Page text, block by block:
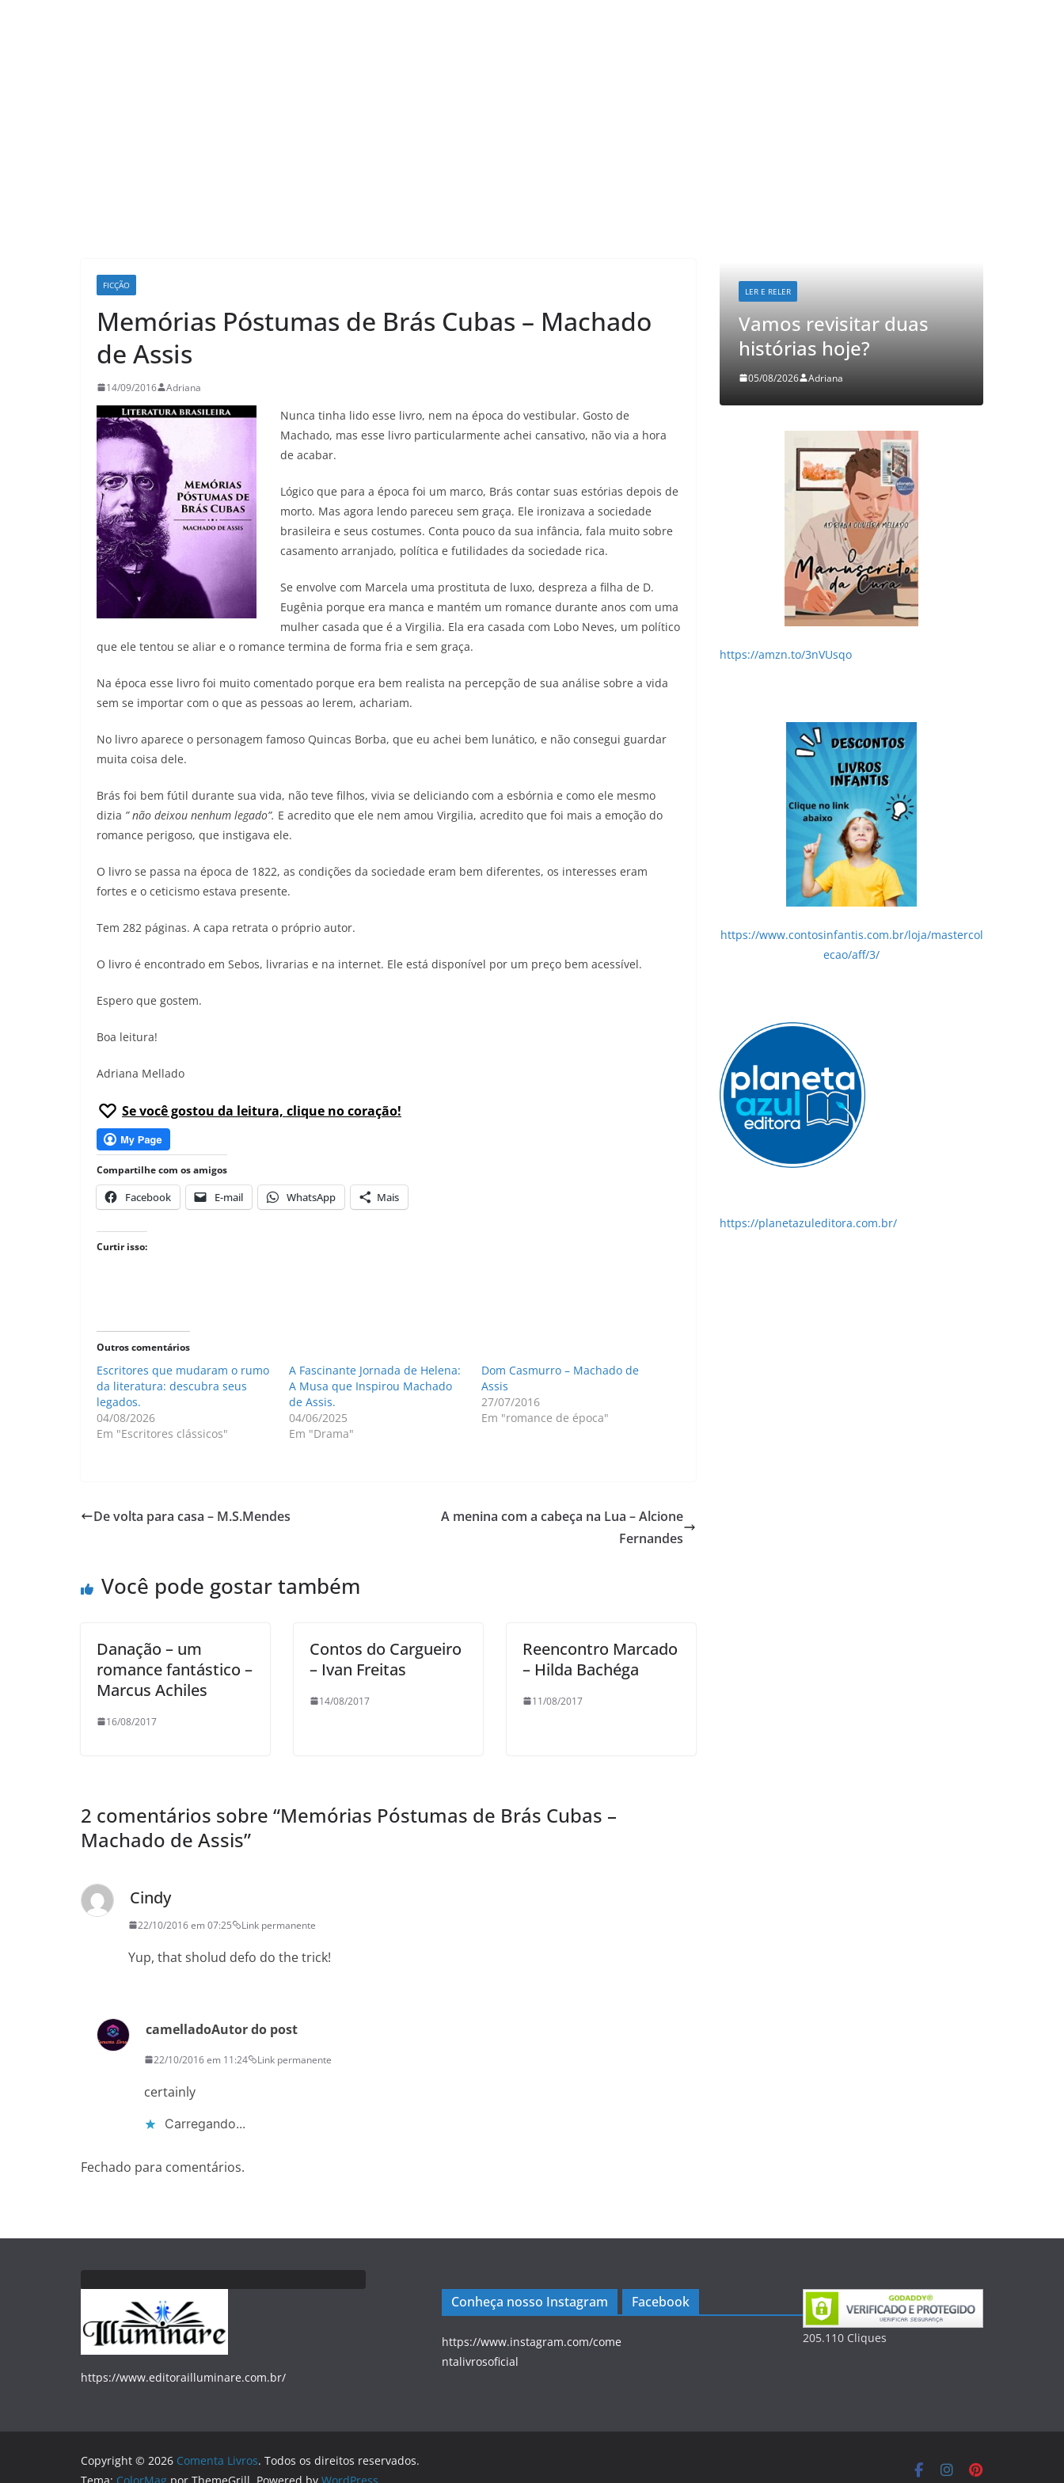
FICÇÃO
Memórias Póstumas de Brás Cubas – Machado
de Assis
14/09/2016 Adriana
Nunca tinha lido esse livro, nem na época do vestibular. Gosto de
Machado, mas esse livro particularmente achei cansativo, não via a hora
de acabar.
Lógico que para a época foi um marco, Brás contar suas estórias depois de
morto. Mas agora lendo pareceu sem graça. Ele ironizava a sociedade
brasileira e seus costumes. Conta pouco da sua infância, fala muito sobre
casamento arranjado, política e futilidades da sociedade rica.
Se envolve com Marcela uma prostituta de luxo, despreza a filha de D.
Eugênia porque era manca e mantém um romance durante anos com uma
mulher casada que é a Virgilia. Ela era casada com Lobo Neves, um político
que ele tentou se aliar e o romance termina de forma fria e sem graça.
Na época esse livro foi muito comentado porque era bem realista na percepção de sua análise sobre a vida
sem se importar com o que as pessoas ao lerem, achariam.
No livro aparece o personagem famoso Quincas Borba, que eu achei bem lunático, e não consegui guardar
muita coisa dele.
Brás foi bem fútil durante sua vida, não teve filhos, vivia se deliciando com a esbórnia e como ele mesmo
dizia ” não deixou nenhum legado”. E acredito que ele nem amou Virgilia, acredito que foi mais a emoção do
romance perigoso, que instigava ele.
O livro se passa na época de 1822, as condições da sociedade eram bem diferentes, os interesses eram
fortes e o ceticismo estava presente.
Tem 282 páginas. A capa retrata o próprio autor.
O livro é encontrado em Sebos, livrarias e na internet. Ele está disponível por um preço bem acessível.
Espero que gostem.
Boa leitura!
Adriana Mellado
Se você gostou da leitura, clique no coração!
Compartilhe com os amigos
Facebook E-mail WhatsApp Mais
Curtir isso:
Outros comentários
Escritores que mudaram o rumo
da literatura: descubra seus
legados.
04/08/2026
Em "Escritores clássicos"
A Fascinante Jornada de Helena:
A Musa que Inspirou Machado
de Assis.
04/06/2025
Em "Drama"
Dom Casmurro – Machado de
Assis
27/07/2016
Em "romance de época"
De volta para casa – M.S.Mendes
A menina com a cabeça na Lua – Alcione
Fernandes
Você pode gostar também
Danação – um
romance fantástico –
Marcus Achiles
16/08/2017
Contos do Cargueiro
– Ivan Freitas
14/08/2017
Reencontro Marcado
– Hilda Bachéga
11/08/2017
2 comentários sobre “Memórias Póstumas de Brás Cubas –
Machado de Assis”
Cindy
22/10/2016 em 07:25 Link permanente
Yup, that sholud defo do the trick!
camelladoAutor do post
22/10/2016 em 11:24 Link permanente
certainly
Carregando...
Fechado para comentários.
mágica de dois livros
Vamos revisitar duas
Já imaginou como seria
revisitar suas histórias
favoritas?
03/08/2026
https://amzn.to/3nVUsqo
https://www.contosinfantis.com.br/loja/mastercol
ecao/aff/3/
https://planetazuleditora.com.br/
https://www.editorailluminare.com.br/
Conheça nosso Instagram
https://www.instagram.com/come
ntalivrosoficial
Facebook
205.110 Cliques
Copyright © 2026 Comenta Livros. Todos os direitos reservados.